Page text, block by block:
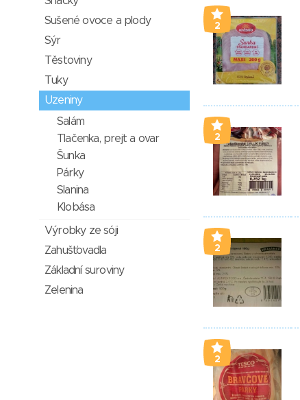
2
2
2
2
Sušené ovoce a plody
Sýr
Těstoviny
Tuky
Uzeniny
Salám
Tlačenka, prejt a ovar
Šunka
Párky
Slanina
Klobása
Výrobky ze sóji
Zahušťovadla
Základní suroviny
Zelenina